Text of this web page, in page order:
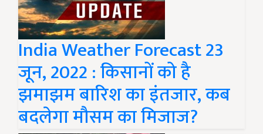
India Weather Forecast 23
जून, 2022 : किसानों को है
झमाझम बारिश का इंतजार, कब
बदलेगा मौसम का मिजाज?